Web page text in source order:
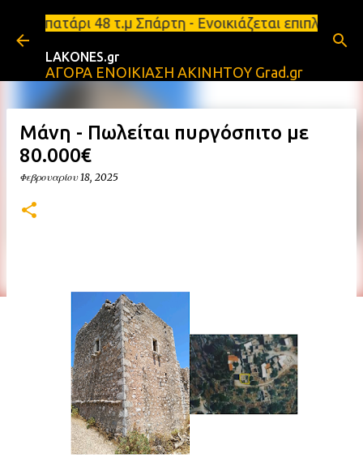
Μετάβαση στο κύριο περιεχόμενο
48 τ.μ Σπάρτη - Ενοικιάζεται
LAKONES.gr
ΑΓΟΡΑ ΕΝΟΙΚΙΑΣΗ ΑΚΙΝΗΤΟΥ Grad.gr
Μάνη - Πωλείται πυργόσπιτο με
80.000€
Φεβρουαρίου 18, 2025